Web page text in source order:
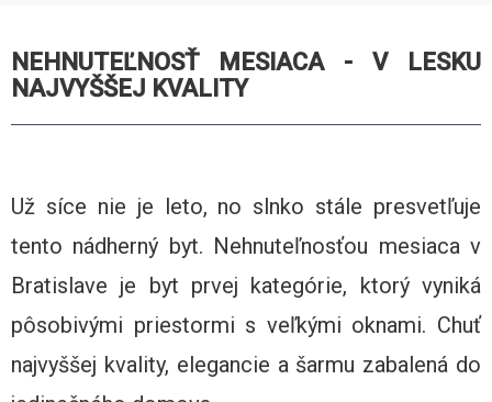
NEHNUTEĽNOSŤ MESIACA - V LESKU
NAJVYŠŠEJ KVALITY
Už síce nie je leto, no slnko stále presvetľuje
tento nádherný byt. Nehnuteľnosťou mesiaca v
Bratislave je byt prvej kategórie, ktorý vyniká
pôsobivými priestormi s veľkými oknami. Chuť
najvyššej kvality, elegancie a šarmu zabalená do